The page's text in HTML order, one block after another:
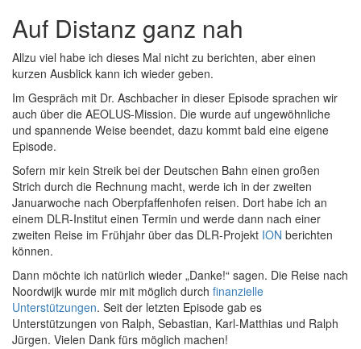
Auf Distanz ganz nah
Allzu viel habe ich dieses Mal nicht zu berichten, aber einen
kurzen Ausblick kann ich wieder geben.
Im Gespräch mit Dr. Aschbacher in dieser Episode sprachen wir
auch über die AEOLUS-Mission. Die wurde auf ungewöhnliche
und spannende Weise beendet, dazu kommt bald eine eigene
Episode.
Sofern mir kein Streik bei der Deutschen Bahn einen großen
Strich durch die Rechnung macht, werde ich in der zweiten
Januarwoche nach Oberpfaffenhofen reisen. Dort habe ich an
einem DLR-Institut einen Termin und werde dann nach einer
zweiten Reise im Frühjahr über das DLR-Projekt ION berichten
können.
Dann möchte ich natürlich wieder „Danke!“ sagen. Die Reise nach
Noordwijk wurde mir mit möglich durch finanzielle
Unterstützungen. Seit der letzten Episode gab es
Unterstützungen von Ralph, Sebastian, Karl-Matthias und Ralph
Jürgen. Vielen Dank fürs möglich machen!